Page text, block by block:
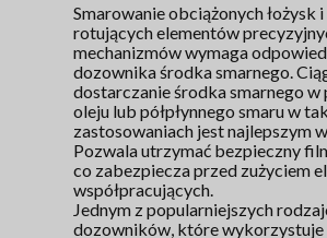
Smarowanie obciążonych łożysk
rotujących elementów
mechanizmów wymaga
dozownika środka smarnego.
dostarczanie środka smarnego w
oleju lub półpłynnego smaru w
zastosowaniach jest najlepszym
Pozwala utrzymać bezpieczny
co zabezpiecza przed zużyciem
współpracujących.
Jednym z popularniejszych
dozowników, które wykorzystuje